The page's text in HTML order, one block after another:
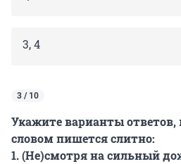
3, 4
3 / 10
Укажите варианты ответов,
словом пишется слитно:
1. (Не)смотря на сильный